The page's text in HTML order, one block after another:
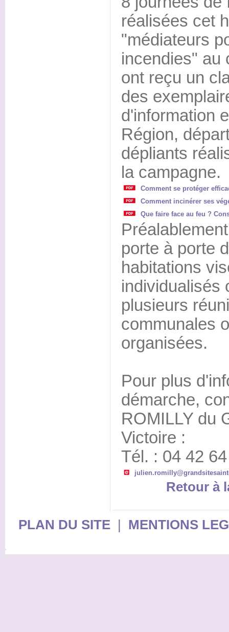
réalisées cet
"médiateurs
incendies" au
ont reçu un
des
d'information
Région,
dépliants
la campagne.
Comment se protéger
Comment incinérer ses
Que faire face au feu ?
porte à porte
habitations
individualisés
plusieurs
communales
organisées.
Pour plus
démarche,
ROMILLY du
Victoire :
Tél. : 04 42
Retour à
PLAN DU SITE| MENTIONS